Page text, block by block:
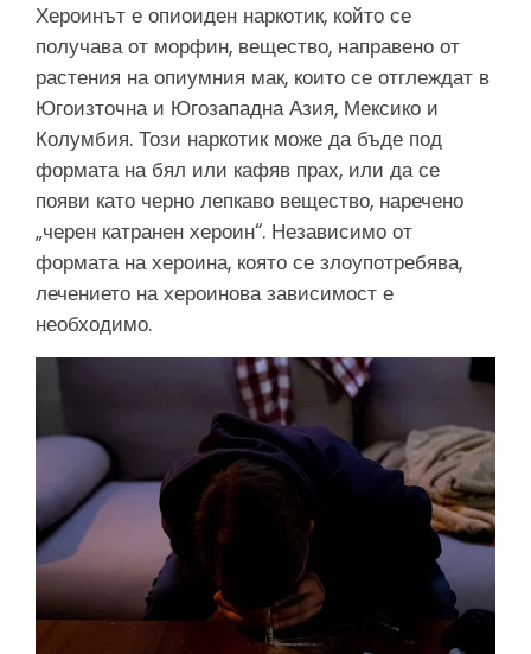
Хероинът е опиоиден наркотик, който се
получава от морфин, вещество, направено от
растения на опиумния мак, които се отглеждат в
Югоизточна и Югозападна Азия, Мексико и
Колумбия. Този наркотик може да бъде под
формата на бял или кафяв прах, или да се
появи като черно лепкаво вещество, наречено
„черен катранен хероин“. Независимо от
формата на хероина, която се злоупотребява,
лечението на хероинова зависимост е
необходимо.